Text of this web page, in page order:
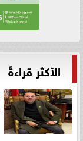
الأكثر قراءةً